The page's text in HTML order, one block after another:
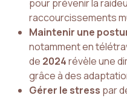
pour prévenir la
raccourcissements
Maintenir une
notamment en
de 2024révèle une
grâce à des
Gérer le stress par